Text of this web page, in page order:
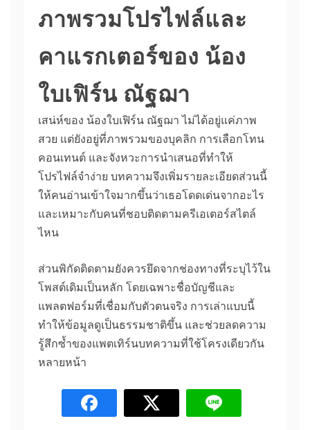
ภาพรวมโปรไฟล์และ
คาแรกเตอร์ของ น้อง
ใบเฟิร์น ณัฐฌา
เสน่ห์ของ น้องใบเฟิร์น ณัฐฌา ไม่ได้อยู่แค่ภาพ
สวย แต่ยังอยู่ที่ภาพรวมของบุคลิก การเลือกโทน
คอนเทนต์ และจังหวะการนำเสนอที่ทำให้
โปรไฟล์จำง่าย บทความจึงเพิ่มรายละเอียดส่วนนี้
ให้คนอ่านเข้าใจมากขึ้นว่าเธอโดดเด่นจากอะไร
และเหมาะกับคนที่ชอบติดตามครีเอเตอร์สไตล์
ไหน
ส่วนพิกัดติดตามยังควรยึดจากช่องทางที่ระบุไว้ใน
โพสต์เดิมเป็นหลัก โดยเฉพาะชื่อบัญชีและ
แพลตฟอร์มที่เชื่อมกับตัวตนจริง การเล่าแบบนี้
ทำให้ข้อมูลดูเป็นธรรมชาติขึ้น และช่วยลดความ
รู้สึกซ้ำของแพตเทิร์นบทความที่ใช้โครงเดียวกัน
หลายหน้า